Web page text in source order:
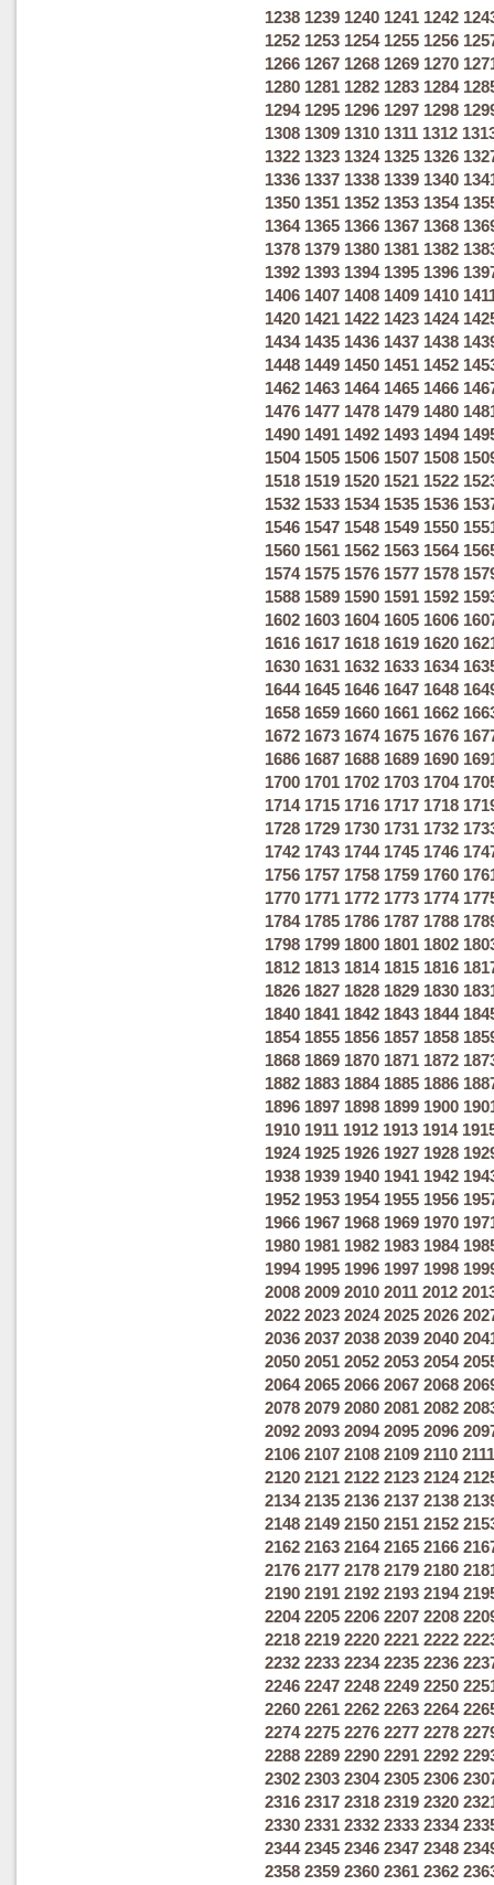
1238 1239 1240 1241 1242
1252 1253 1254 1255 1256
1266 1267 1268 1269 1270
1280 1281 1282 1283 1284
1294 1295 1296 1297 1298
1308 1309 1310 1311 1312
1322 1323 1324 1325 1326
1336 1337 1338 1339 1340
1350 1351 1352 1353 1354
1364 1365 1366 1367 1368
1378 1379 1380 1381 1382
1392 1393 1394 1395 1396
1406 1407 1408 1409 1410
1420 1421 1422 1423 1424
1434 1435 1436 1437 1438
1448 1449 1450 1451 1452
1462 1463 1464 1465 1466
1476 1477 1478 1479 1480
1490 1491 1492 1493 1494
1504 1505 1506 1507 1508
1518 1519 1520 1521 1522
1532 1533 1534 1535 1536
1546 1547 1548 1549 1550
1560 1561 1562 1563 1564
1574 1575 1576 1577 1578
1588 1589 1590 1591 1592
1602 1603 1604 1605 1606
1616 1617 1618 1619 1620
1630 1631 1632 1633 1634
1644 1645 1646 1647 1648
1658 1659 1660 1661 1662
1672 1673 1674 1675 1676
1686 1687 1688 1689 1690
1700 1701 1702 1703 1704
1714 1715 1716 1717 1718
1728 1729 1730 1731 1732
1742 1743 1744 1745 1746
1756 1757 1758 1759 1760
1770 1771 1772 1773 1774
1784 1785 1786 1787 1788
1798 1799 1800 1801 1802
1812 1813 1814 1815 1816
1826 1827 1828 1829 1830
1840 1841 1842 1843 1844
1854 1855 1856 1857 1858
1868 1869 1870 1871 1872
1882 1883 1884 1885 1886
1896 1897 1898 1899 1900
1910 1911 1912 1913 1914
1924 1925 1926 1927 1928
1938 1939 1940 1941 1942
1952 1953 1954 1955 1956
1966 1967 1968 1969 1970
1980 1981 1982 1983 1984
1994 1995 1996 1997 1998
2008 2009 2010 2011 2012
2022 2023 2024 2025 2026
2036 2037 2038 2039 2040
2050 2051 2052 2053 2054
2064 2065 2066 2067 2068
2078 2079 2080 2081 2082
2092 2093 2094 2095 2096
2106 2107 2108 2109 2110 2111
2120 2121 2122 2123 2124
2134 2135 2136 2137 2138
2148 2149 2150 2151 2152
2162 2163 2164 2165 2166
2176 2177 2178 2179 2180
2190 2191 2192 2193 2194
2204 2205 2206 2207 2208
2218 2219 2220 2221 2222
2232 2233 2234 2235 2236
2246 2247 2248 2249 2250
2260 2261 2262 2263 2264
2274 2275 2276 2277 2278
2288 2289 2290 2291 2292
2302 2303 2304 2305 2306
2316 2317 2318 2319 2320
2330 2331 2332 2333 2334
2344 2345 2346 2347 2348
2358 2359 2360 2361 2362